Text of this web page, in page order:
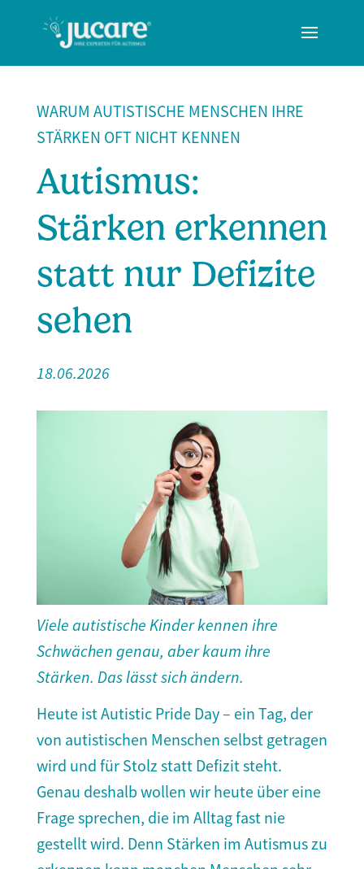
WARUM AUTISTISCHE MENSCHEN IHRE
STÄRKEN OFT NICHT KENNEN
Autismus:
Stärken erkennen
statt nur Defizite
sehen
18.06.2026
Viele autistische Kinder kennen ihre
Schwächen genau, aber kaum ihre
Stärken. Das lässt sich ändern.
Heute ist Autistic Pride Day – ein Tag, der
von autistischen Menschen selbst getragen
wird und für Stolz statt Defizit steht.
Genau deshalb wollen wir heute über eine
Frage sprechen, die im Alltag fast nie
gestellt wird. Denn Stärken im Autismus zu